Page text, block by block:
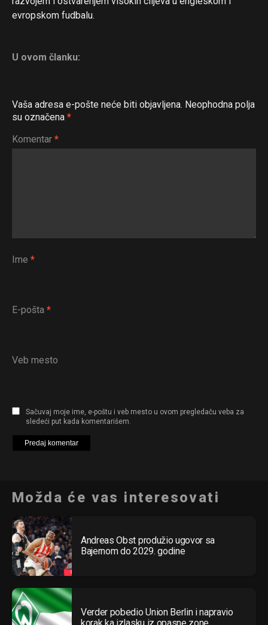
evropskom fudbalu.
U ovom članku:
Vaša adresa e-pošte neće biti objavljena. Neophodna polja
su označena *
Komentar *
Ime *
E-pošta *
Veb mesto
Sačuvaj moje ime, e-poštu i veb mesto u ovom pregledaču veba za
sledeći put kada komentarišem.
Možda će vas interesovati
Andreas Obst produžio ugovor sa
Bajernom do 2029. godine
Verder pobedio Union Berlin i napravio